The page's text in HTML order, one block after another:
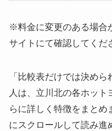
※料金に変更のある場合
サイトにて確認してくだ
「比較表だけでは決め
人は、立川北の各ホット
らに詳しく特徴をまと
にスクロールして読み進